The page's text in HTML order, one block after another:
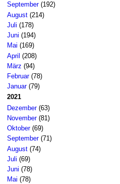
September(192)
August(214)
Juli (178)
Juni (194)
Mai (169)
April (208)
März (94)
Februar(78)
Januar(79)
2021
Dezember(63)
November(81)
Oktober(69)
September(71)
August(74)
Juli (69)
Juni (78)
Mai (78)